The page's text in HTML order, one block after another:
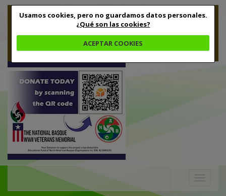
Usamos cookies, pero no guardamos datos personales.
¿Qué son las cookies?
ACEPTAR COOKIES